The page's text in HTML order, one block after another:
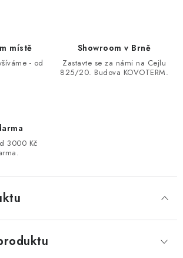
místě
- od
Showroom v Brně
Zastavte se za námi na Cejlu
825/20. Budova KOVOTERM.
3000 Kč